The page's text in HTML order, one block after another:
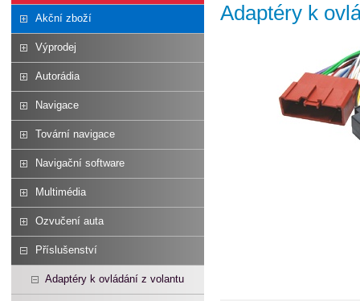
Akční zboží
Výprodej
Autorádia
Navigace
Tovární navigace
Navigační software
Multimédia
Ozvučení auta
Příslušenství
Adaptéry k ovládání z volantu
Adaptéry k